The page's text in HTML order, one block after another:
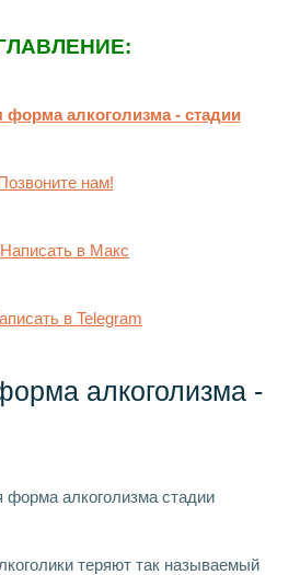
форма алкоголизма - стадии
нам!
Написать в Макс
в Telegram
алкоголизма -
теряют так называемый